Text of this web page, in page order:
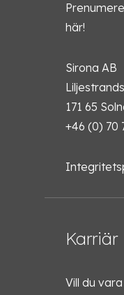
här!
Sirona AB
171 65
+46 (0) 70
Karriär
Vill du